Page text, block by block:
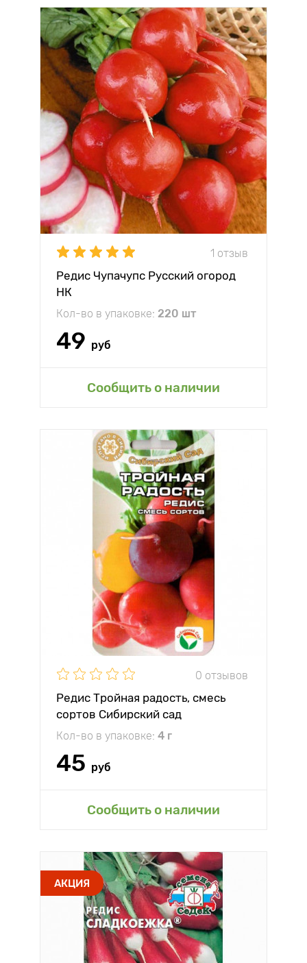
1 отзыв
Редис Чупачупс Русский огород
НК
Кол-во в упаковке: 220 шт
49 руб
Сообщить о наличии
0 отзывов
Редис Тройная радость, смесь
сортов Сибирский сад
Кол-во в упаковке: 4 г
45 руб
Сообщить о наличии
АКЦИЯ